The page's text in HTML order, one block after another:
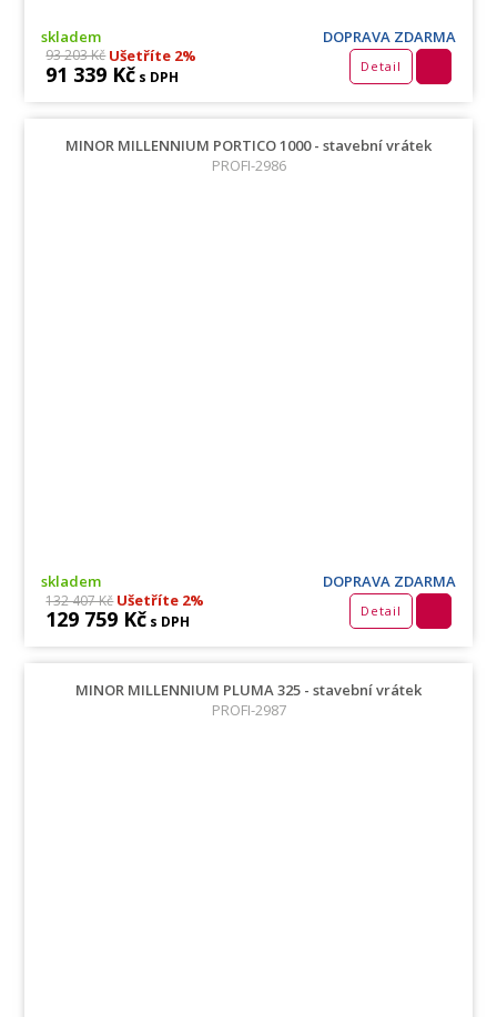
skladem DOPRAVA ZDARMA
93 203 KčUšetříte 2%
91 339 Kč s DPH
Detail
MINOR MILLENNIUM PORTICO 1000 - stavební vrátek
PROFI-2986
skladem DOPRAVA ZDARMA
132 407 KčUšetříte 2%
129 759 Kč s DPH
Detail
MINOR MILLENNIUM PLUMA 325 - stavební vrátek
PROFI-2987